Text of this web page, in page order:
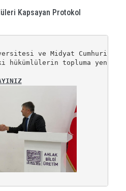
Kapsayan Protokol
ve Midyat
hükümlülerin topluma yeniden